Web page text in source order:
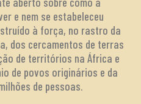
e nem se estabeleceu
à força, no rastro da
dos cercamentos de terras
de territórios na África e
de povos originários e da
de pessoas.